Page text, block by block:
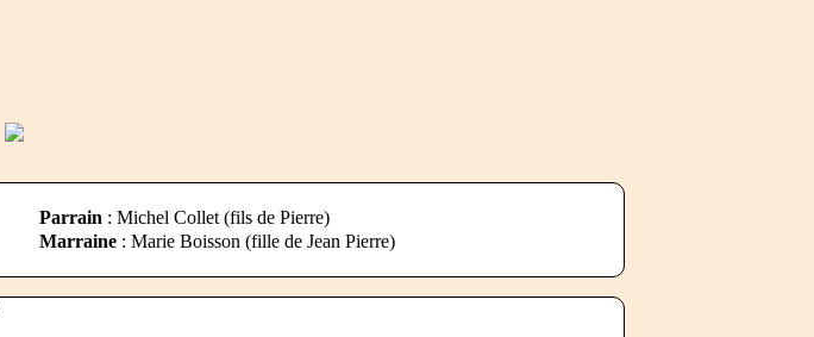
Parrain : Michel Collet (fils de Pierre)
Marraine : Marie Boisson (fille de Jean Pierre)